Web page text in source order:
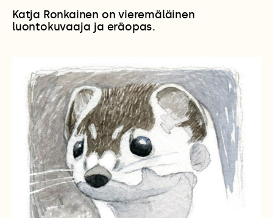
Katja Ronkainen on vieremäläinen
luontokuvaaja ja eräopas.